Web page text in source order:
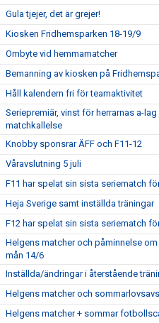
Gula tjejer, det är grejer!
Kiosken Fridhemsparken 18-19/9
Ombyte vid hemmamatcher
Bemanning av kiosken på
Håll kalendern fri för teamaktivitet
Seriepremiär, vinst för herrarnas a-
matchkallelse
Knobby sponsrar ÄFF och F11-12
Våravslutning 5 juli
F11 har spelat sin sista seriematch
Heja Sverige samt inställda träningar
F12 har spelat sin sista seriematch
Helgens matcher och påminnelse
mån 14/6
Inställda/ändringar i återstående
Helgens matcher och
Helgens matcher + sommar